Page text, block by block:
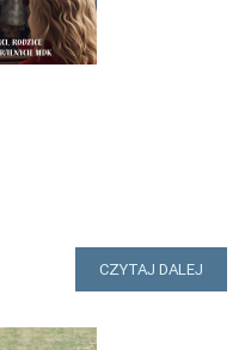
CZYTAJ DALEJ